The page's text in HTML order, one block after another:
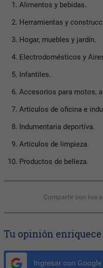
Alimentos y bebidas.
Herramientas y
Hogar, muebles y jardín.
Electrodomésticos y
Infantiles.
Accesorios para motos,
Artículos de oficina e
Indumentaria deportiva.
Artículos de limpieza.
Productos de belleza.
Compartir con tus
Tu opinión
Ingresar con Google